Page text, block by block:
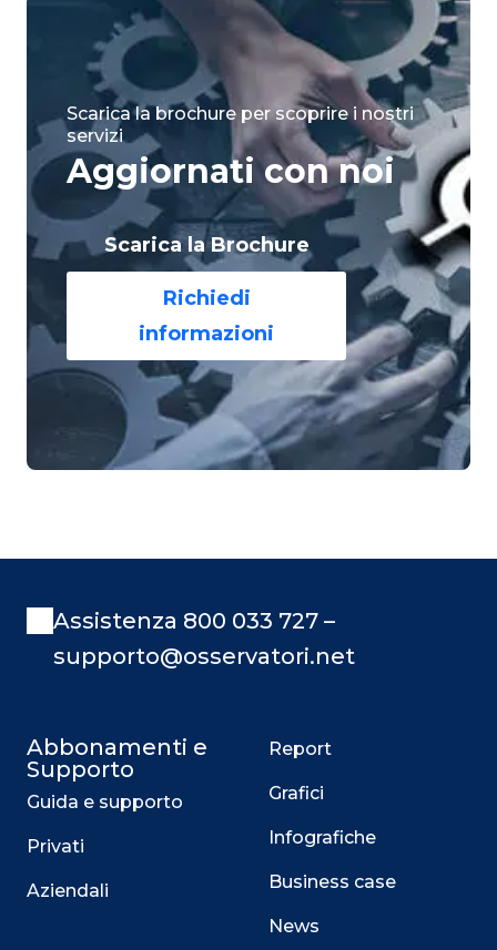
Scarica la brochure per scoprire i nostri
servizi
Aggiornati con noi
Scarica la Brochure
Richiedi
informazioni
Assistenza 800 033 727 –
supporto@osservatori.net
Abbonamenti e
Supporto
Guida e supporto
Privati
Aziendali
Report
Grafici
Infografiche
Business case
News